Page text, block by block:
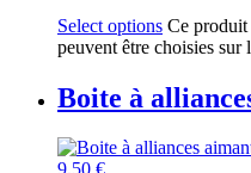
Select options Ce produit
peuvent être choisies sur
Boite à